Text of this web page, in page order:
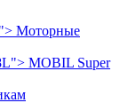
Моторные
MOBIL Super